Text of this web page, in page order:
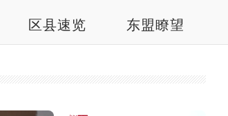
区县速览 东盟瞭望